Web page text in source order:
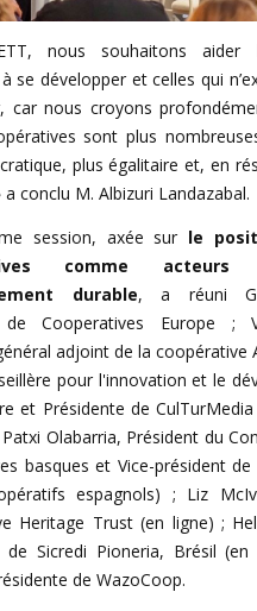
nous souhaitons aider
se développer et celles qui
car nous croyons
sont plus
plus égalitaire et, en
conclu M. Albizuri Landazabal.
session, axée sur le
comme
durable, a réuni
de Cooperatives Europe ;
adjoint de la coopérative
pour l'innovation et le
et Présidente de
Olabarria, Président du
basques et Vice-président de
espagnols) ; Liz
Heritage Trust (en ligne) ;
de Sicredi Pioneria, Brésil
de WazoCoop.